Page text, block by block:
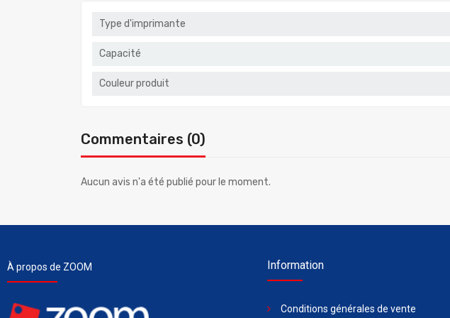
Type d'imprimante
Capacité
Couleur produit
Commentaires (0)
Aucun avis n'a été publié pour le moment.
À propos de ZOOM Information
Conditions générales de vente